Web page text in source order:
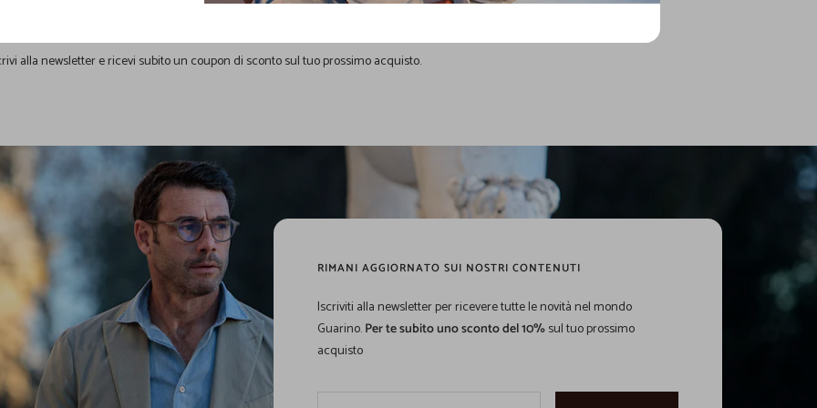
Guarino
alla newsletter e ricevi subito un coupon di sconto sul tuo prossimo acquisto.
RIMANI AGGIORNATO SUI NOSTRI CONTENUTI
Iscriviti alla newsletter per ricevere tutte le novità nel mondo
Guarino.Per te subito uno sconto del 10%sul tuo prossimo
acquisto